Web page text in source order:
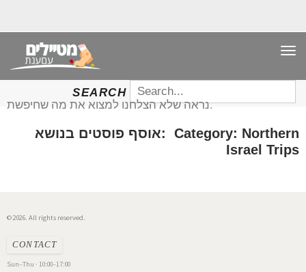
SEARCH
SEARCH
FOR:
אוסף פוסטים בנושא: Category: Northern
Israel Trips
נראה שלא הצלחנו למצוא את מה שחיפשת.
© 2026. All rights reserved.
CONTACT
Sun–Thu · 10:00–17:00